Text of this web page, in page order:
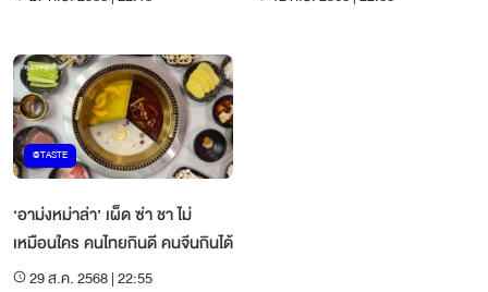
@TASTE
‘อาม่งหม่าล่า’ เผ็ด ซ่า ชา ไม่
เหมือนใคร คนไทยกินดี คนจีนกินได้
29 ส.ค. 2568 | 22:55